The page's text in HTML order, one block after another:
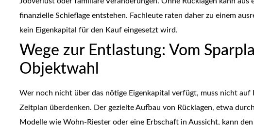
finanzielle Schieflage entstehen. Fachleute raten daher zu einem
kein Eigenkapital für den Kauf eingesetzt wird.
Wege zur Entlastung: Vom
Objektwahl
Wer noch nicht über das nötige Eigenkapital verfügt, muss nicht
Zeitplan überdenken. Der gezielte Aufbau von Rücklagen, etwa
Modelle wie Wohn-Riester oder eine Erbschaft in Aussicht, kann